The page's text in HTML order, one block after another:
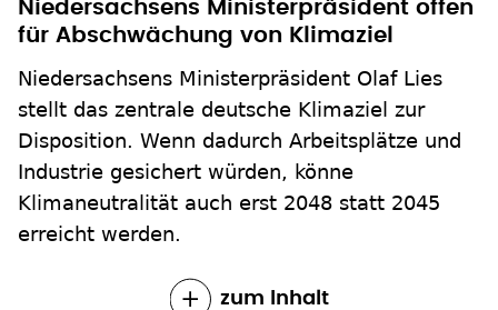
Niedersachsens Ministerpräsident offen
für Abschwächung von Klimaziel
Niedersachsens Ministerpräsident Olaf Lies
stellt das zentrale deutsche Klimaziel zur
Disposition. Wenn dadurch Arbeitsplätze und
Industrie gesichert würden, könne
Klimaneutralität auch erst 2048 statt 2045
erreicht werden.
zum Inhalt